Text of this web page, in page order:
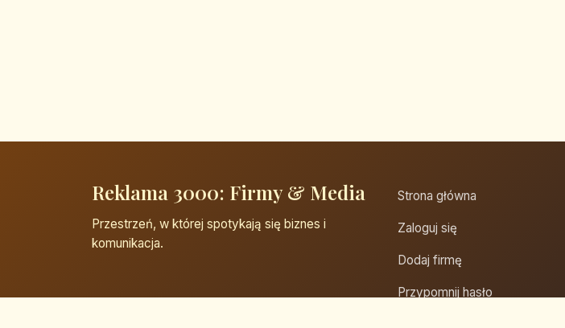
Reklama 3000: Firmy & Media
Przestrzeń, w której spotykają się biznes i
komunikacja.
Strona główna
Zaloguj się
Dodaj firmę
Przypomnij hasło